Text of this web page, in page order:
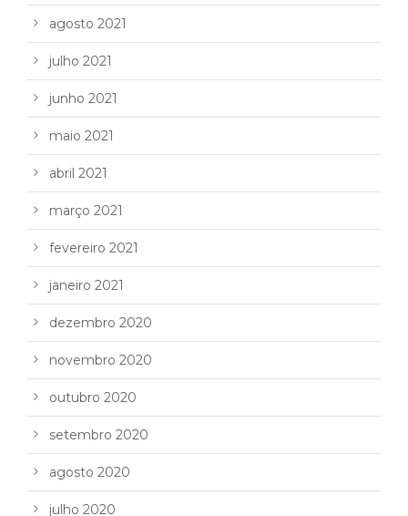
agosto 2021
julho 2021
junho 2021
maio 2021
abril 2021
março 2021
fevereiro 2021
janeiro 2021
dezembro 2020
novembro 2020
outubro 2020
setembro 2020
agosto 2020
julho 2020